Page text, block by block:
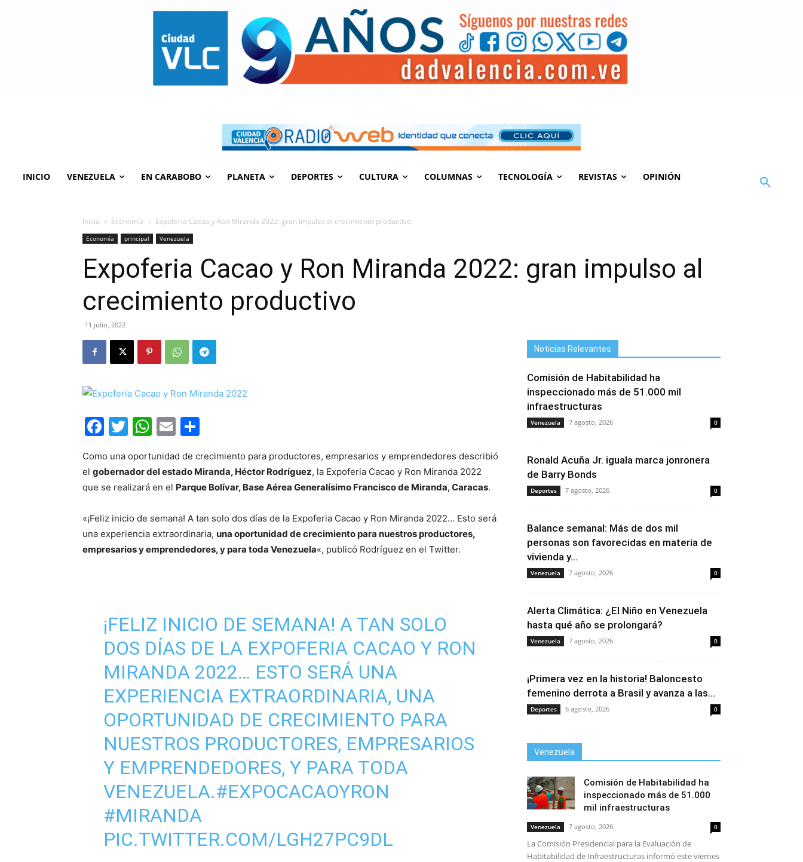
INICIO VENEZUELA EN CARABOBO PLANETA DEPORTES CULTURA COLUMNAS TECNOLOGÍA REVISTAS OPINIÓN
Inicio Economía Expoferia Cacao y Ron Miranda 2022: gran impulso al crecimiento productivo
Economía principal Venezuela
Expoferia Cacao y Ron Miranda 2022: gran impulso al
crecimiento productivo
11 julio, 2022
Facebook
Twitter
WhatsApp
Email
Como una oportunidad de crecimiento para productores, empresarios y emprendedores describió
el gobernador del estado Miranda, Héctor Rodríguez, la Expoferia Cacao y Ron Miranda 2022
que se realizará en el Parque Bolívar, Base Aérea Generalísimo Francisco de Miranda, Caracas.
«¡Feliz inicio de semana! A tan solo dos días de la Expoferia Cacao y Ron Miranda 2022… Esto será
una experiencia extraordinaria, una oportunidad de crecimiento para nuestros productores,
empresarios y emprendedores, y para toda Venezuela«, publicó Rodríguez en el Twitter.
¡FELIZ INICIO DE SEMANA! A TAN SOLO
DOS DÍAS DE LA EXPOFERIA CACAO Y RON
MIRANDA 2022… ESTO SERÁ UNA
EXPERIENCIA EXTRAORDINARIA, UNA
OPORTUNIDAD DE CRECIMIENTO PARA
NUESTROS PRODUCTORES, EMPRESARIOS
Y EMPRENDEDORES, Y PARA TODA
VENEZUELA.#EXPOCACAOYRON
#MIRANDA
PIC.TWITTER.COM/LGH27PC9DL
Noticias Relevantes
Comisión de Habitabilidad ha
inspeccionado más de 51.000 mil
infraestructuras
Venezuela 7 agosto, 2026 0
Ronald Acuña Jr. iguala marca jonronera
de Barry Bonds
Deportes 7 agosto, 2026 0
Balance semanal: Más de dos mil
personas son favorecidas en materia de
vivienda y...
Venezuela 7 agosto, 2026 0
Alerta Climática: ¿El Niño en Venezuela
hasta qué año se prolongará?
Venezuela 7 agosto, 2026 0
¡Primera vez en la historia! Baloncesto
femenino derrota a Brasil y avanza a las...
Deportes 6 agosto, 2026 0
Venezuela
Comisión de Habitabilidad ha
inspeccionado más de 51.000
mil infraestructuras
Venezuela 7 agosto, 2026 0
La Comisión Presidencial para la Evaluación de
Habitabilidad de Infraestructuras informó este viernes